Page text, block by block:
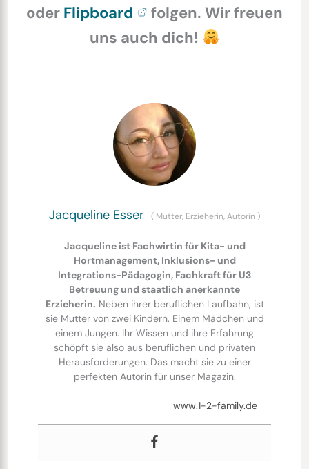
oder Flipboard
folgen. Wir freuen
uns auch dich!
Jacqueline Esser ( Mutter, Erzieherin, Autorin )
Jacqueline ist Fachwirtin für Kita- und
Hortmanagement, Inklusions- und
Integrations-Pädagogin, Fachkraft für U3
Betreuung und staatlich anerkannte
Erzieherin. Neben ihrer beruflichen Laufbahn, ist
sie Mutter von zwei Kindern. Einem Mädchen und
einem Jungen. Ihr Wissen und ihre Erfahrung
schöpft sie also aus beruflichen und privaten
Herausforderungen. Das macht sie zu einer
perfekten Autorin für unser Magazin.
www.1-2-family.de